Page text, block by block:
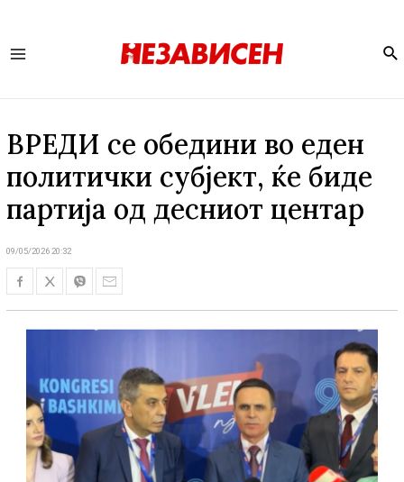
ВРЕДИ се обедини во еден
политички субјект, ќе биде
партија од десниот центар
09/05/2026 20:32